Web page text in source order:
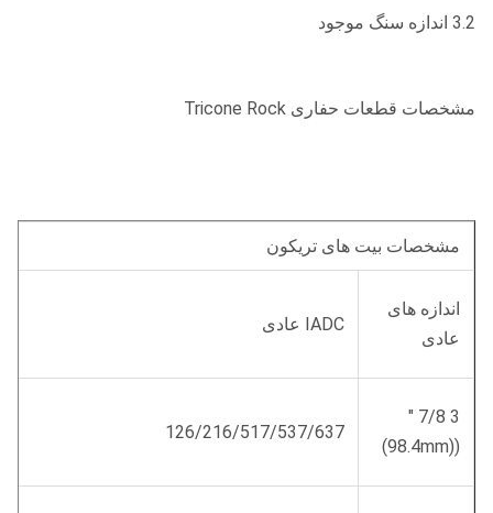
3.2 اندازه سنگ موجود
مشخصات قطعات حفاری Tricone Rock
مشخصات بیت های تریکون
اندازه های
عادی
IADC عادی
3 7/8 "
((98.4mm)
126/216/517/537/637